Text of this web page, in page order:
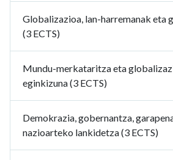
Globalizazioa, lan-harremanak eta
(3 ECTS)
Mundu-merkataritza eta
eginkizuna (3 ECTS)
Demokrazia, gobernantza,
nazioarteko lankidetza (3 ECTS)